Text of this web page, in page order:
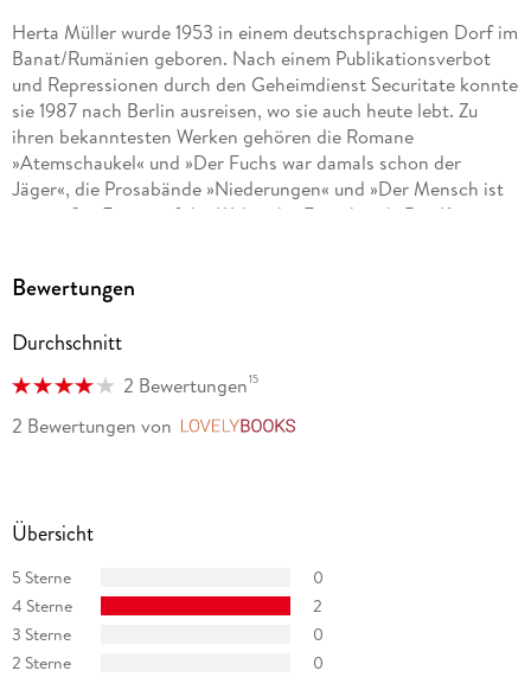
Herta Müller wurde 1953 in einem deutschsprachigen Dorf im
Banat/Rumänien geboren. Nach einem Publikationsverbot
und Repressionen durch den Geheimdienst Securitate konnte
sie 1987 nach Berlin ausreisen, wo sie auch heute lebt. Zu
ihren bekanntesten Werken gehören die Romane
»Atemschaukel« und »Der Fuchs war damals schon der
Jäger«, die Prosabände »Niederungen« und »Der Mensch ist
ein großer Fasan auf der Welt«, der Essayband »Der König
Mokkatassen«, »Vater telefoniert mit den Fliegen« und »Im
wurde sie 1998 mit dem Impac Dublin Literary Award
ausgezeichnet, dem weltweit höchstdotierten Literaturpreis
für ein einzelnes Werk. Nach zahlreichen weiteren Ehrungen
erhielt sie 2009 den Nobelpreis für Literatur.
Bewertungen
Durchschnitt
2 Bewertungen15
2 Bewertungen von
Übersicht
5 Sterne
0
4 Sterne
2
3 Sterne
0
2 Sterne
0